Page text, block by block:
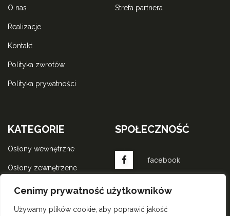
Cenimy prywatność użytkowników
Używamy plików cookie, aby poprawić jakość
o nas
realizacje
kontakt
polityka zwrotów
polityka prywatności
strefa partnera
KATEGORIE
osłony wewnętrzne
osłony zewnętrzene
wewnętrznych
SPOŁECZNOŚĆ
facebook
instagram